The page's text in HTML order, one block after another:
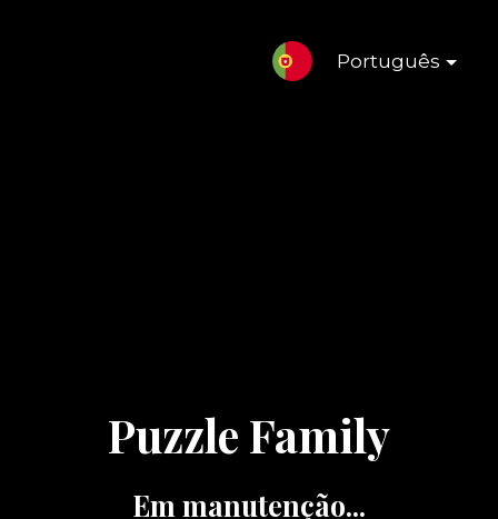
Português
Puzzle Family
Em manutenção...